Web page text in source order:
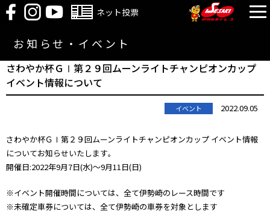
ネット投票
お知らせ・イベント
さわやか杯ＧⅠ第２９回ムーンライトチャンピオンカップ
イベント情報について
イベント 2022.09.05
さわやか杯ＧⅠ第２９回ムーンライトチャンピオンカップ イベント情報
についてお知らせいたします｡
開催日:2022年9月7日(水)～9月11日(日)
※イベント開催時間については、全て伊勢崎のレース時間です
※未確定車券については、全て伊勢崎の車券を対象とします